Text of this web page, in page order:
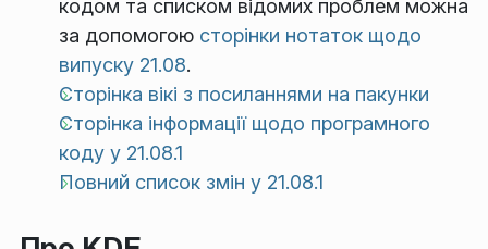
кодом та списком відомих проблем можна
за допомогою сторінки нотаток щодо
випуску 21.08.
Сторінка вікі з посиланнями на пакунки
Сторінка інформації щодо програмного
коду у 21.08.1
Повний список змін у 21.08.1